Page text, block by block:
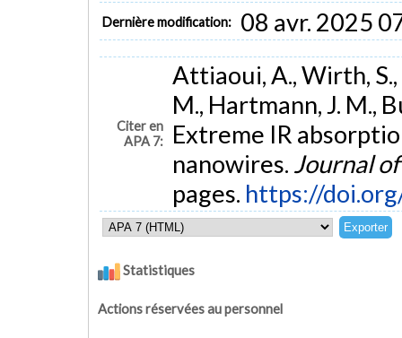
Dernière modification: 08 avr. 2025
Citer en
APA 7:
Attiaoui, A., Wirth,
M., Hartmann, J. M.,
Extreme IR
nanowires. Journal
pages. https://
Statistiques
Actions réservées au personnel